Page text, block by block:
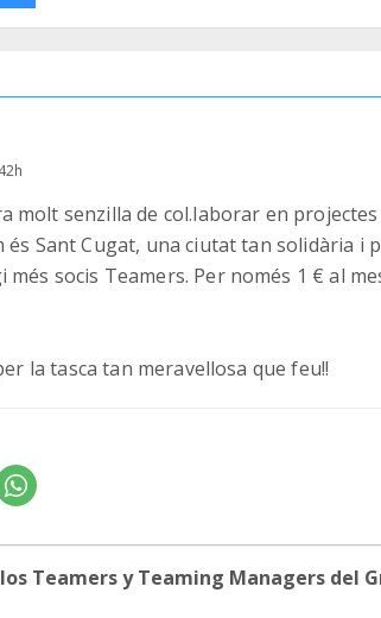
molt senzilla de col.laborar en
és Sant Cugat, una ciutat tan solidària i
socis Teamers. Per només 1 € al
la tasca tan meravellosa que feu!!
Teamers y Teaming Managers del